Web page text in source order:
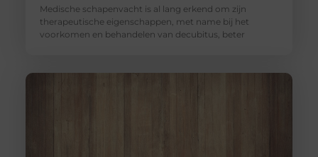
Medische schapenvacht is al lang erkend om zijn
therapeutische eigenschappen, met name bij het
voorkomen en behandelen van decubitus, beter